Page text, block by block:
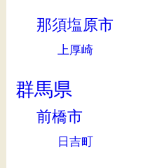
那須塩原市
上厚崎
群馬県
前橋市
日吉町